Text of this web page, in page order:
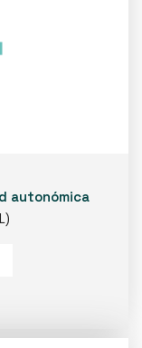
autonómica